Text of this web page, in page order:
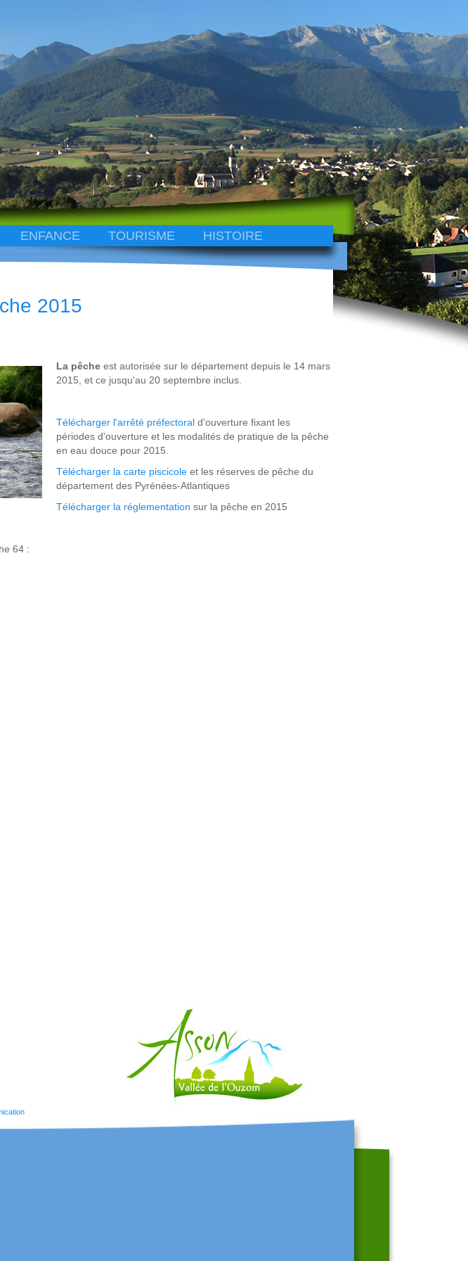
ENFANCE TOURISME HISTOIRE
2015
La pêche est autorisée sur le département depuis le 14 mars
2015, et ce jusqu'au 20 septembre inclus.
Télécharger l'arrêté préfectoral d'ouverture fixant les
périodes d'ouverture et les modalités de pratique de la pêche
en eau douce pour 2015.
Télécharger la carte piscicole et les réserves de pêche du
département des Pyrénées-Atlantiques
Télécharger la réglementation sur la pêche en 2015
64 :